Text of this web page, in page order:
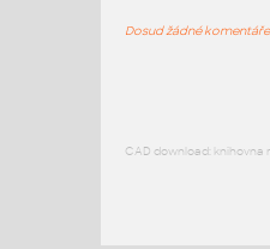
Dosud žádné
CAD download: